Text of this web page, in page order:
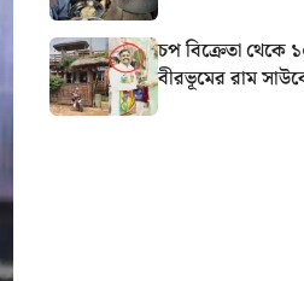
চপ বিক্রেতা থেকে
বীরভূমের রাম